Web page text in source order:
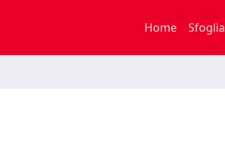
Home Sfoglia